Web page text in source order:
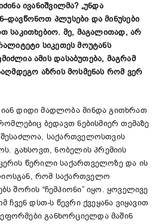
ივანიშვილმა? „უნდა
–დავწონოთ პლუსები და მინუსები
საკითხებიო. მე, მაგალითად, არ
სიკეთეს მოუტანს
ამის დასაბუთება, მაგრამ
აზრის მოსმენას რომ ვერ
დიდი მადლობა მინდა გითხრათ
ბედავთ ნებისმიერ თემაზე
საქართველოსთვის
გახსოვთ, ნობელის პრემიის
წერილი საქართველოზე და ის
რომ საქართველო
შორის “ჩემპიონი” იყო. ყოველივე
ჩვენ დსთ-ს წევრი ქვეყანა ვიყავით
განხორციელდა მაშინ